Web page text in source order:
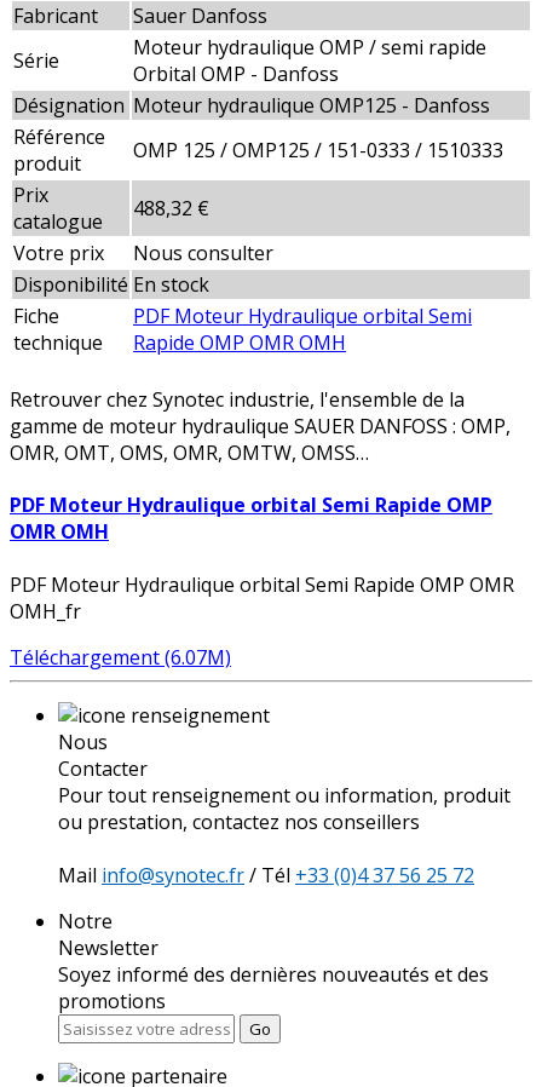
Fabricant
Sauer Danfoss
Série
Moteur hydraulique OMP / semi rapide
Orbital OMP - Danfoss
Désignation Moteur hydraulique OMP125 - Danfoss
Référence
produit
OMP 125 / OMP125 / 151-0333 / 1510333
Prix
catalogue
488,32 €
Votre prix
Nous consulter
Disponibilité En stock
Fiche
technique
PDF Moteur Hydraulique orbital Semi
Rapide OMP OMR OMH
Retrouver chez Synotec industrie, l'ensemble de la
gamme de moteur hydraulique SAUER DANFOSS : OMP,
OMR, OMT, OMS, OMR, OMTW, OMSS…
PDF Moteur Hydraulique orbital Semi Rapide OMP
OMR OMH
PDF Moteur Hydraulique orbital Semi Rapide OMP OMR
OMH_fr
Téléchargement (6.07M)
Nous
Contacter
Pour tout renseignement ou information, produit
ou prestation, contactez nos conseillers
Mail info@synotec.fr/ Tél +33 (0)4 37 56 25 72
Notre
Newsletter
Soyez informé des dernières nouveautés et des
promotions
Go